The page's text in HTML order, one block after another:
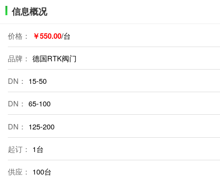
信息概况
价格： ￥550.00/台
品牌： 德国RTK阀门
DN： 15-50
DN： 65-100
DN： 125-200
起订： 1台
供应： 100台